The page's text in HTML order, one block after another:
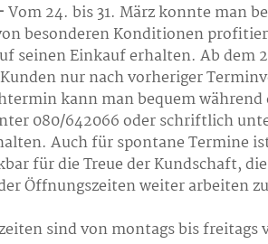
Vom 24. bis 31. März konnte man
besonderen Konditionen
seinen Einkauf erhalten. Ab dem
nur nach vorheriger
kann man bequem
080/642066 oder schriftlich
Auch für spontane Termine
für die Treue der Kundschaft,
Öffnungszeiten weiter arbeiten
sind von montags bis freitags